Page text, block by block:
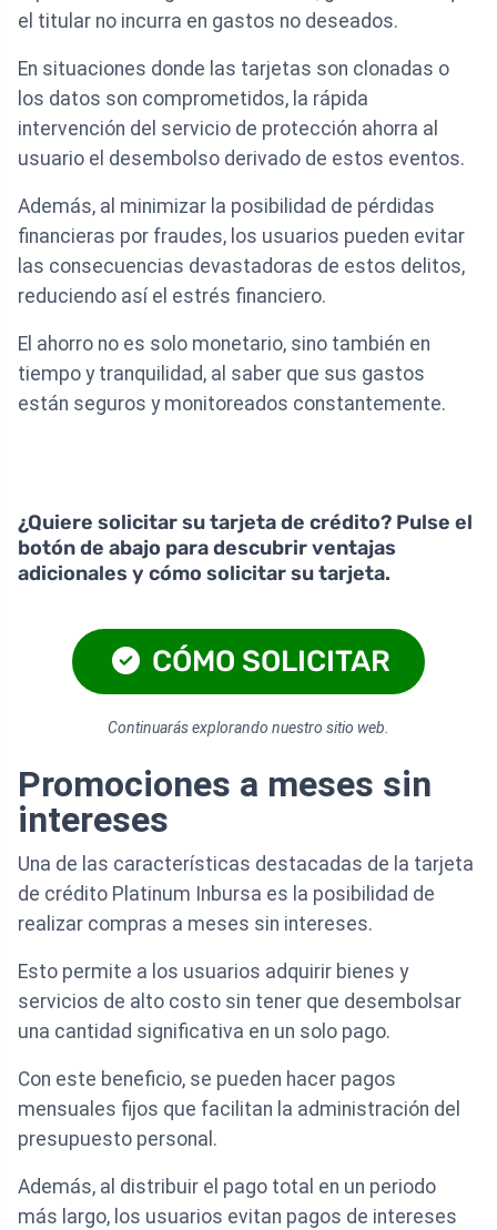
el titular no incurra en gastos no deseados.
En situaciones donde las tarjetas son clonadas o
los datos son comprometidos, la rápida
intervención del servicio de protección ahorra al
usuario el desembolso derivado de estos eventos.
Además, al minimizar la posibilidad de pérdidas
financieras por fraudes, los usuarios pueden evitar
las consecuencias devastadoras de estos delitos,
reduciendo así el estrés financiero.
El ahorro no es solo monetario, sino también en
tiempo y tranquilidad, al saber que sus gastos
están seguros y monitoreados constantemente.
¿Quiere solicitar su tarjeta de crédito? Pulse el
botón de abajo para descubrir ventajas
adicionales y cómo solicitar su tarjeta.
CÓMO SOLICITAR
Continuarás explorando nuestro sitio web.
Promociones a meses sin
intereses
Una de las características destacadas de la tarjeta
de crédito Platinum Inbursa es la posibilidad de
realizar compras a meses sin intereses.
Esto permite a los usuarios adquirir bienes y
servicios de alto costo sin tener que desembolsar
una cantidad significativa en un solo pago.
Con este beneficio, se pueden hacer pagos
mensuales fijos que facilitan la administración del
presupuesto personal.
Además, al distribuir el pago total en un periodo
más largo, los usuarios evitan pagos de intereses